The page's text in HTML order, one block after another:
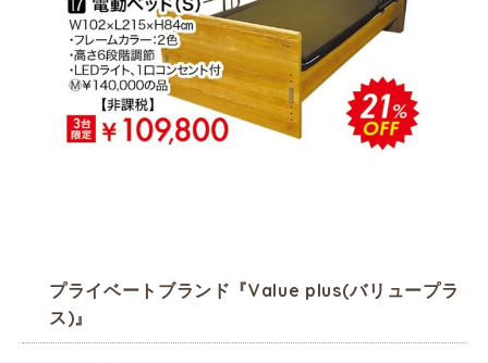
プライベートブランド『Value plus(バリュープラ
ス)』